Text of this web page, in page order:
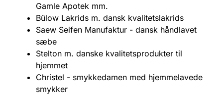
Gamle Apotek mm.
Bülow Lakrids m. dansk kvalitetslakrids
Saew Seifen Manufaktur - dansk håndlavet
sæbe
Stelton m. danske kvalitetsprodukter til
hjemmet
Christel - smykkedamen med hjemmelavede
smykker